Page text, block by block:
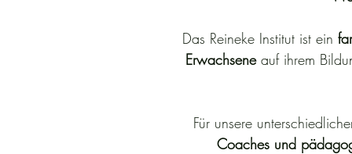
Das Reineke Institut ist ein
Erwachsene auf ihrem
Für unsere
Coaches und